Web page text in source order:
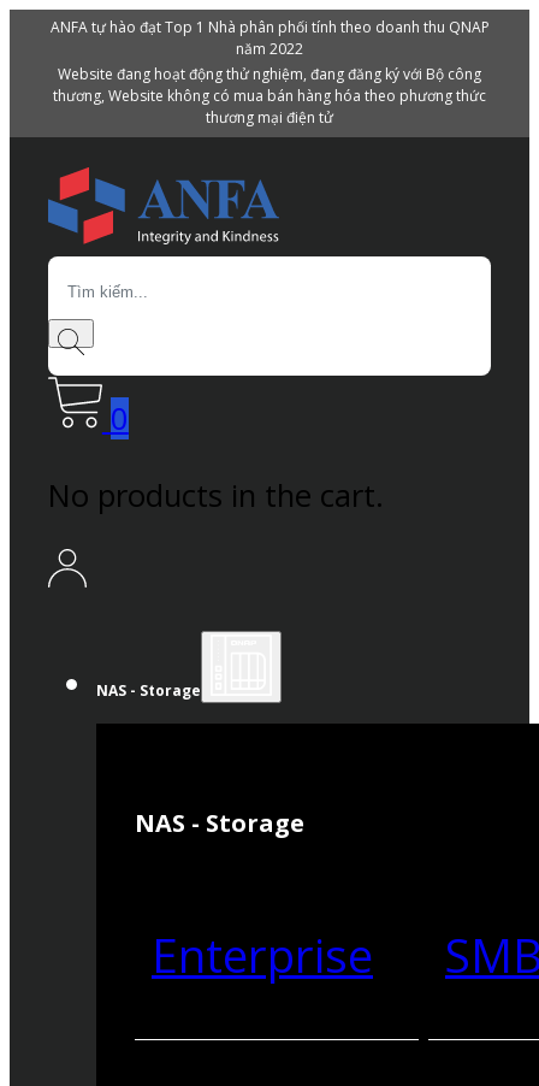
ANFA tự hào đạt Top 1 Nhà phân phối tính theo doanh thu QNAP
năm 2022
Website đang hoạt động thử nghiệm, đang đăng ký với Bộ công
thương, Website không có mua bán hàng hóa theo phương thức
thương mại điện tử
Search
0
No products in the cart.
NAS - Storage
NAS - Storage
Enterprise